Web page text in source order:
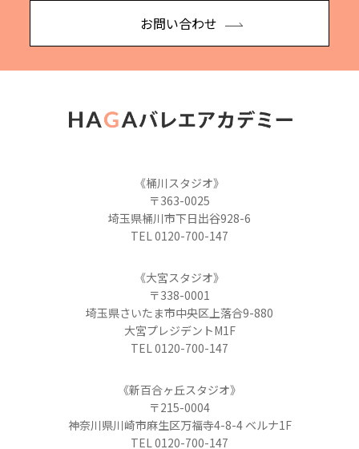
お問い合わせ
《桶川スタジオ》
〒363-0025
埼玉県桶川市下日出谷928-6
TEL 0120-700-147
《大宮スタジオ》
〒338-0001
埼玉県さいたま市中央区上落合9-880
大宮プレジデントM1F
TEL 0120-700-147
《新百合ヶ丘スタジオ》
〒215-0004
神奈川県川崎市麻生区万福寺4-8-4 ベルナ1F
TEL 0120-700-147